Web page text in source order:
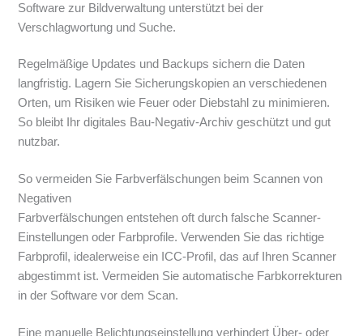
Software zur Bildverwaltung unterstützt bei der
Verschlagwortung und Suche.
Regelmäßige Updates und Backups sichern die Daten
langfristig. Lagern Sie Sicherungskopien an verschiedenen
Orten, um Risiken wie Feuer oder Diebstahl zu minimieren.
So bleibt Ihr digitales Bau-Negativ-Archiv geschützt und gut
nutzbar.
So vermeiden Sie Farbverfälschungen beim Scannen von
Negativen
Farbverfälschungen entstehen oft durch falsche Scanner-
Einstellungen oder Farbprofile. Verwenden Sie das richtige
Farbprofil, idealerweise ein ICC-Profil, das auf Ihren Scanner
abgestimmt ist. Vermeiden Sie automatische Farbkorrekturen
in der Software vor dem Scan.
Eine manuelle Belichtungseinstellung verhindert Über- oder